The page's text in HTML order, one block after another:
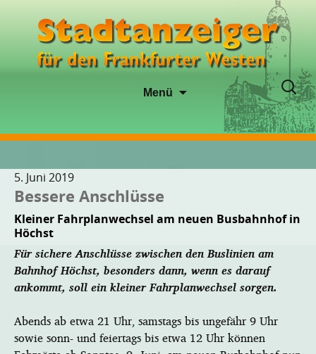
Menü
springen
Suchen
nach:
5. Juni 2019
Bessere Anschlüsse
Kleiner Fahrplanwechsel am neuen Busbahnhof in
Höchst
Für sichere Anschlüsse zwischen den Buslinien am
Bahnhof Höchst, besonders dann, wenn es darauf
ankommt, soll ein kleiner Fahrplanwechsel sorgen.
Abends ab etwa 21 Uhr, samstags bis ungefähr 9 Uhr
sowie sonn- und feiertags bis etwa 12 Uhr können